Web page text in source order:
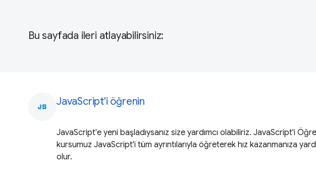
Bu sayfada ileri atlayabilirsiniz:
javascript JavaScript'i öğrenin
JavaScript'e yeni başladıysanız size yardımcı olabiliriz. JavaScript'i
kursumuz JavaScript'i tüm ayrıntılarıyla öğreterek hız kazanmanıza
olur.